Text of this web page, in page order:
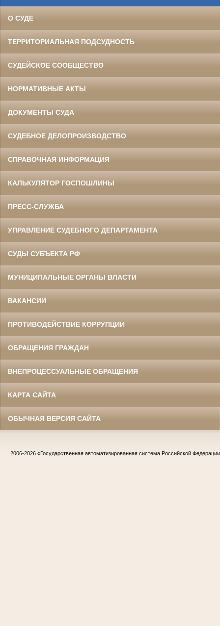
О СУДЕ
ТЕРРИТОРИАЛЬНАЯ ПОДСУДНОСТЬ
СУДЕЙСКОЕ СООБЩЕСТВО
НОРМАТИВНЫЕ АКТЫ
ДОКУМЕНТЫ СУДА
СУДЕБНОЕ ДЕЛОПРОИЗВОДСТВО
СПРАВОЧНАЯ ИНФОРМАЦИЯ
КАЛЬКУЛЯТОР ГОСПОШЛИНЫ
ПРЕСС-СЛУЖБА
УПРАВЛЕНИЕ СУДЕБНОГО ДЕПАРТАМЕНТА
СУДЫ СУБЪЕКТА РФ
МУНИЦИПАЛЬНЫЕ ОРГАНЫ ВЛАСТИ
ВАКАНСИИ
ПРОТИВОДЕЙСТВИЕ КОРРУПЦИИ
ОБРАЩЕНИЯ ГРАЖДАН
ВНЕПРОЦЕССУАЛЬНЫЕ ОБРАЩЕНИЯ
КАРТА САЙТА
ОБЫЧНАЯ ВЕРСИЯ САЙТА
2006-2026 «Государственная автоматизированная система Российской